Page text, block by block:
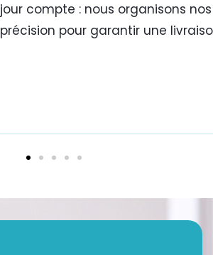
jour compte : nous organisons
précision pour garantir une